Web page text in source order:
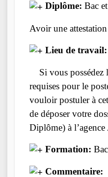
Diplôme: Bac
Avoir une
Lieu de
Si vous possédez
requises pour le
vouloir postuler à
de déposer votre
Diplôme) à
Formation:
Commentaire: